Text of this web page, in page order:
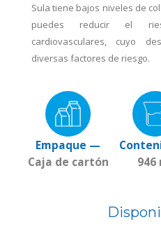
Sula tiene bajos niveles de
puedes reducir el
cardiovasculares, cuyo
diversas factores de riesgo.
Empaque —
Caja de cartón
946